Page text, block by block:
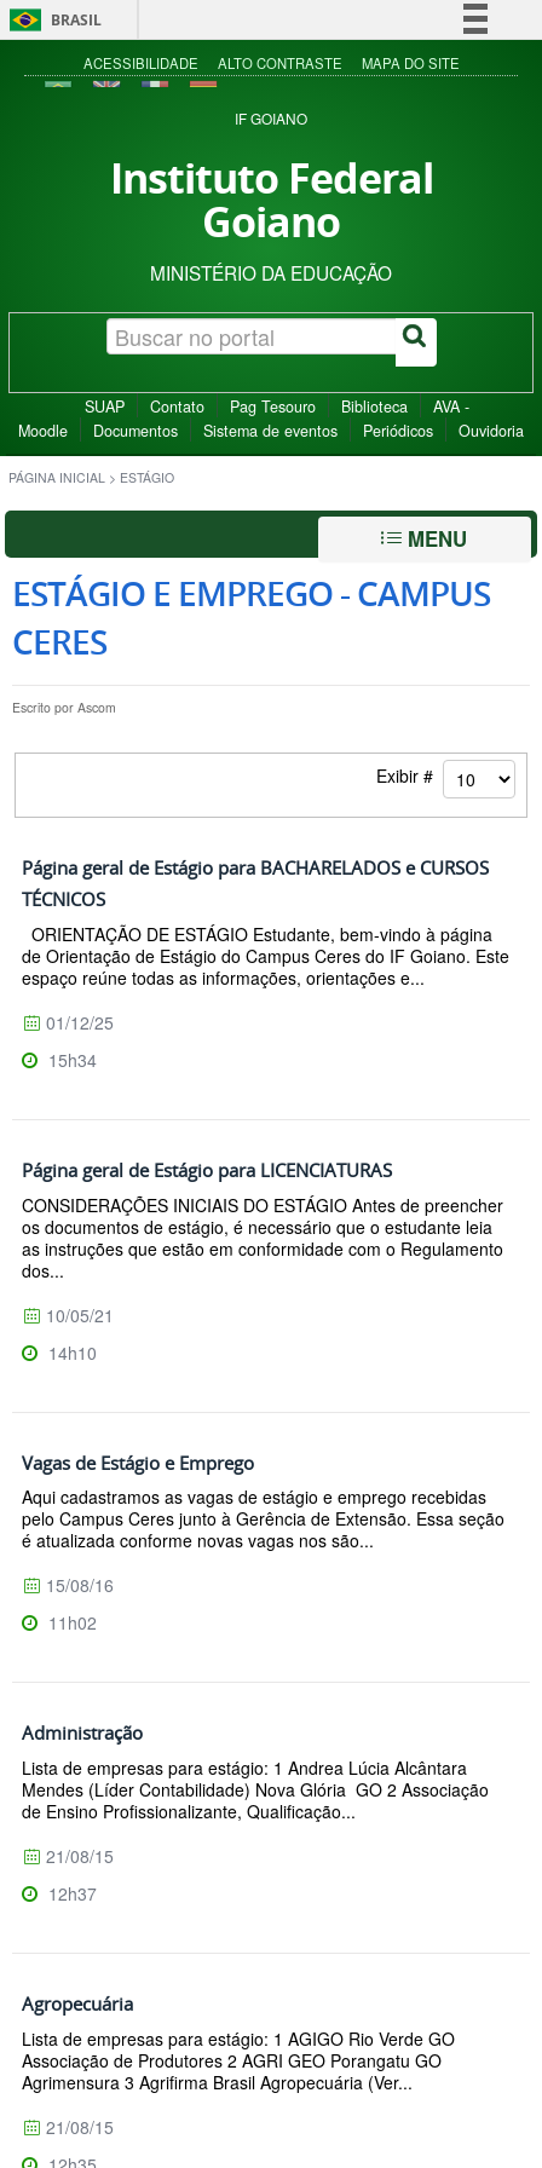
BRASIL
Simplifique!
Acesso à informação
ACESSIBILIDADE ALTO CONTRASTE MAPA DO SITE
IF GOIANO
Instituto Federal
Goiano
MINISTÉRIO DA EDUCAÇÃO
SUAP Contato Pag Tesouro Biblioteca
AVA -
Moodle
Documentos Sistema de eventos Periódicos Ouvidoria
PÁGINA INICIAL > ESTÁGIO
MENU
ESTÁGIO E EMPREGO - CAMPUS
CERES
Escrito por Ascom
Exibir #
Página geral de Estágio para BACHARELADOS e CURSOS
TÉCNICOS
ORIENTAÇÃO DE ESTÁGIO Estudante, bem-vindo à página
de Orientação de Estágio do Campus Ceres do IF Goiano. Este
espaço reúne todas as informações, orientações e...
01/12/25
15h34
Página geral de Estágio para LICENCIATURAS
CONSIDERAÇÕES INICIAIS DO ESTÁGIO Antes de preencher
os documentos de estágio, é necessário que o estudante leia
as instruções que estão em conformidade com o Regulamento
dos...
10/05/21
14h10
Vagas de Estágio e Emprego
Aqui cadastramos as vagas de estágio e emprego recebidas
pelo Campus Ceres junto à Gerência de Extensão. Essa seção
é atualizada conforme novas vagas nos são...
15/08/16
11h02
Administração
Lista de empresas para estágio: 1 Andrea Lúcia Alcântara
Mendes (Líder Contabilidade) Nova Glória GO 2 Associação
de Ensino Profissionalizante, Qualificação...
21/08/15
12h37
Agropecuária
Lista de empresas para estágio: 1 AGIGO Rio Verde GO
Associação de Produtores 2 AGRI GEO Porangatu GO
Agrimensura 3 Agrifirma Brasil Agropecuária (Ver...
21/08/15